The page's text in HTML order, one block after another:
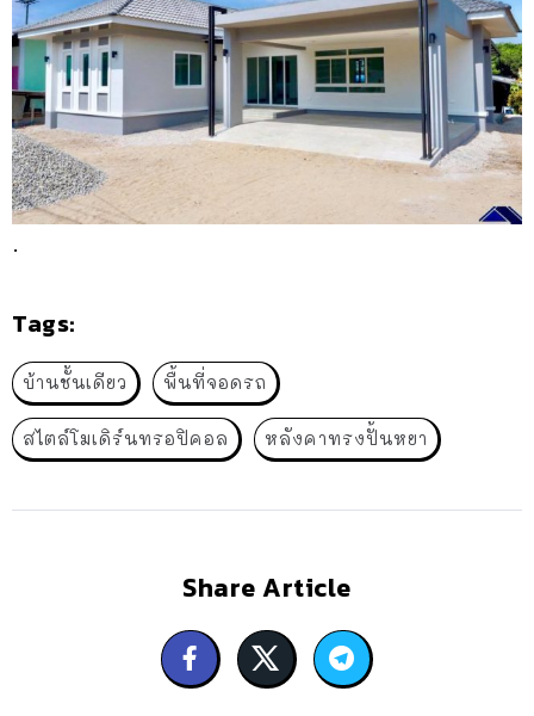
.
Tags:
บ้านชั้นเดียว พื้นที่จอดรถ
สไตล์โมเดิร์นทรอปิคอล หลังคาทรงปั้นหยา
Share Article